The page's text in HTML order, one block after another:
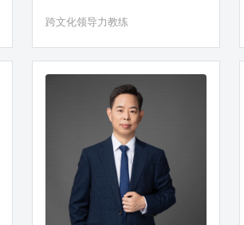
跨文化领导力教练